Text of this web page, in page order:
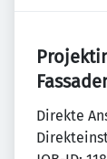
Direkte